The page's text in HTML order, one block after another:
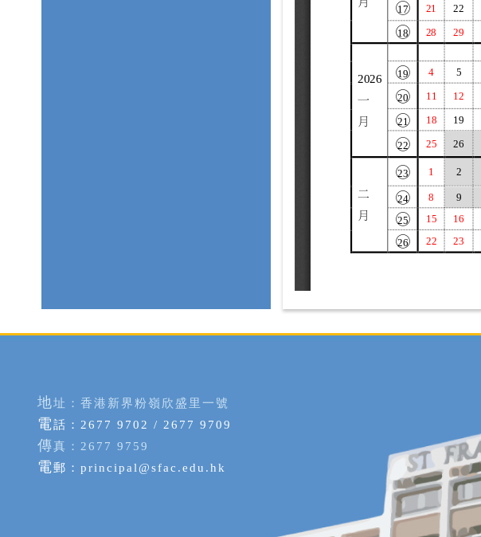
地址：香港新界粉嶺欣盛里一號
電話：2677 9702 / 2677 9709
傳真：2677 9759
電郵： principal@sfac.edu.hk